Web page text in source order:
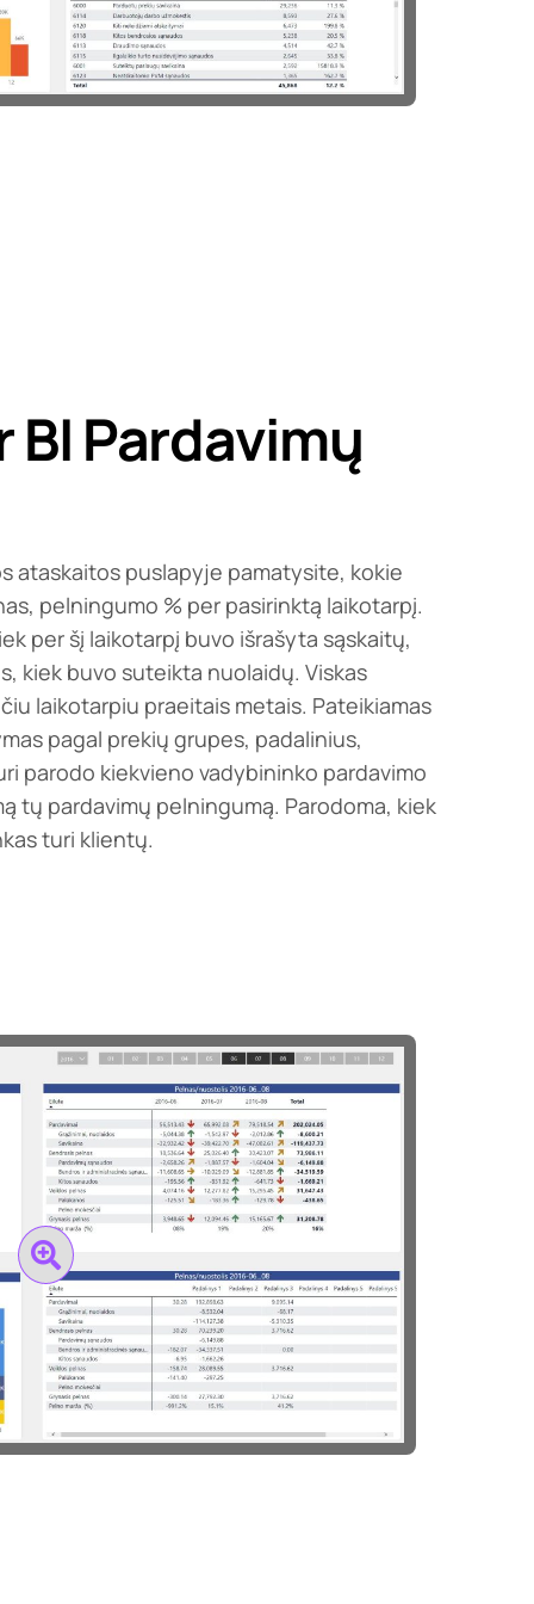
BI Pardavimų
ataskaitos puslapyje pamatysite, kokie
pelningumo % per pasirinktą laikotarpį.
per šį laikotarpį buvo išrašyta sąskaitų,
kiek buvo suteikta nuolaidų. Viskas
laikotarpiu praeitais metais. Pateikiamas
pagal prekių grupes, padalinius,
parodo kiekvieno vadybininko pardavimo
tų pardavimų pelningumą. Parodoma, kiek
turi klientų.